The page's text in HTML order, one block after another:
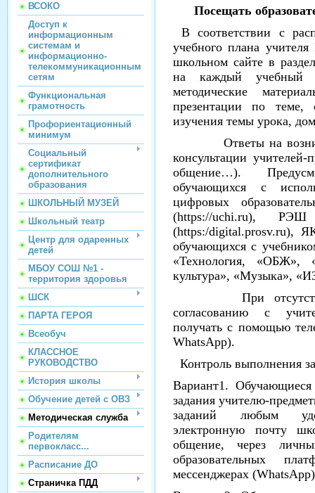
ВСОКО
Доступ к
информационным
системам и
информационно-
телекоммуникационным
сетям
Функциональная
грамотность
Профориентационный
минимум
Социальный
сертификат
дополнительного
образования
ШКОЛЬНЫЙ МУЗЕЙ
Школьный театр
Центр для одаренных
детей
МБОУ СОШ №1 -
территория здоровья
ШСК
ПАРТА ГЕРОЯ
Всеобуч
КЛАССНОЕ
РУКОВОДСТВО
История школы
Обучение детей с ОВЗ
Методическая служба
Родителям
первокласс...
Расписание ДО
Страничка ПДД
Посещать
В соответствии с
учебного плана
школьном сайте в
на каждый учебный
методические
презентации по теме,
изучения темы урока,
Ответы на
консультации
общение…).
обучающихся с
цифровых
(https://uchi.ru), РЭШ
(https:/digital.prosv.ru),
обучающихся с
«Технология, «ОБЖ»,
культура», «Музыка»,
При отсутствии
согласованию с
получать с помощью
WhatsApp).
Контроль выполнения
Вариант1.
задания учителю-
заданий любым
электронную почту
общение, через
образовательных
мессенджерах